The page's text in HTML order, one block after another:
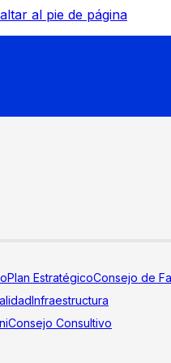
al pie de página
Plan EstratégicoConsejo de
Infraestructura
Consejo Consultivo